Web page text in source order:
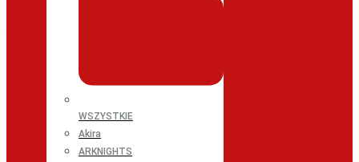
WSZYSTKIE
Akira
ARKNIGHTS